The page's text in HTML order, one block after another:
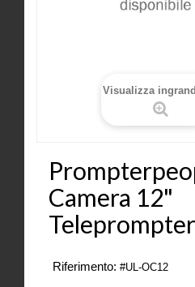
Visualizza
Camera 12"
Teleprompter
Riferimento: #UL-OC12